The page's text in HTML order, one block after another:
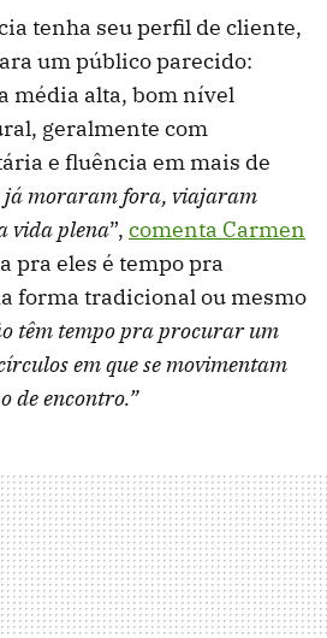
tenha seu perfil de cliente,
um público parecido:
média alta, bom nível
geralmente com
e fluência em mais de
já moraram fora, viajaram
vida plena”, comenta Carmen
pra eles é tempo pra
forma tradicional ou mesmo
têm tempo pra procurar um
em que se movimentam
de encontro.”